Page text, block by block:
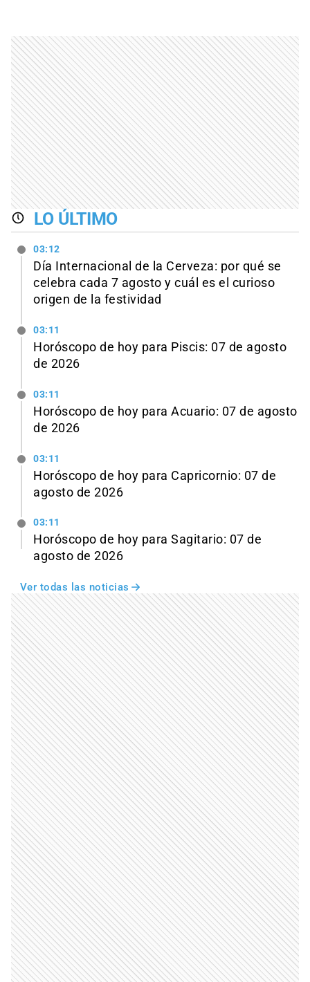
LO ÚLTIMO
03:12
Día Internacional de la Cerveza: por qué se
celebra cada 7 agosto y cuál es el curioso
origen de la festividad
03:11
Horóscopo de hoy para Piscis: 07 de agosto
de 2026
03:11
Horóscopo de hoy para Acuario: 07 de agosto
de 2026
03:11
Horóscopo de hoy para Capricornio: 07 de
agosto de 2026
03:11
Horóscopo de hoy para Sagitario: 07 de
agosto de 2026
Ver todas las noticias